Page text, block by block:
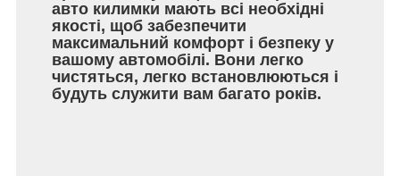
авто килимки мають всі необхідні
якості, щоб забезпечити
максимальний комфорт і безпеку у
вашому автомобілі. Вони легко
чистяться, легко встановлюються і
будуть служити вам багато років.